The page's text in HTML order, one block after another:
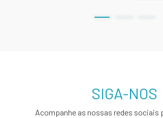
SIGA-NOS
Acompanhe as nossas redes sociais